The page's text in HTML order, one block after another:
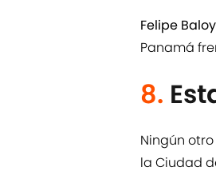
Felipe Baloy
Panamá
8.
Ningún
la Ciudad